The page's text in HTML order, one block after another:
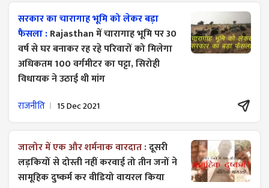
सरकार का चारागाह भूमि को लेकर बड़ा
फैसला :Rajasthan में चारागाह भूमि पर 30
वर्ष से घर बनाकर रह रहे परिवारों को मिलेगा
अधिकतम 100 वर्गमीटर का पट्टा, सिरोही
विधायक ने उठाई थी मांग
राजनीति 15 Dec 2021
जालोर में एक और शर्मनाक वारदात :दूसरी
लड़कियों से दोस्ती नहीं करवाई तो तीन जनों ने
सामूहिक दुष्कर्म कर वीडियो वायरल किया